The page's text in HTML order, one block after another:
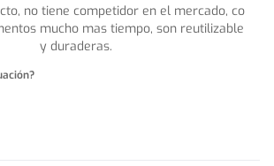
no tiene competidor en el mercado, co
mucho mas tiempo, son reutilizable
y duraderas.